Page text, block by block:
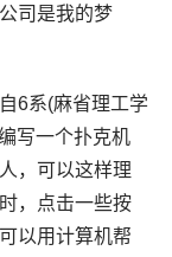
司是我的梦
6系(麻省理工学
写一个扑克机
，可以这样理
，点击一些按
以用计算机帮